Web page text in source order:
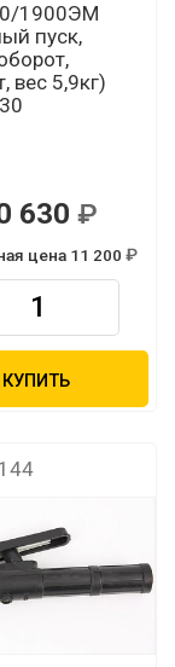
1900ЭМ
пуск,
вес 5,9кг)
630
цена 11 200
КУПИТЬ